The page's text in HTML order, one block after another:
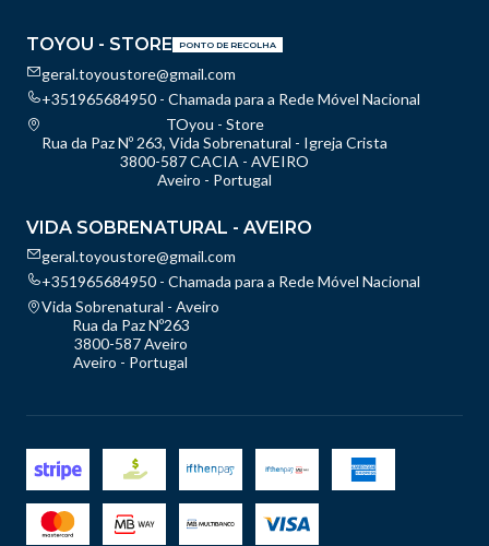
TOYOU - STORE PONTO DE RECOLHA
geral.toyoustore@gmail.com
+351965684950 - Chamada para a Rede Móvel Nacional
TOyou - Store
Rua da Paz Nº 263, Vida Sobrenatural - Igreja Crista
3800-587 CACIA - AVEIRO
Aveiro - Portugal
VIDA SOBRENATURAL - AVEIRO
geral.toyoustore@gmail.com
+351965684950 - Chamada para a Rede Móvel Nacional
Vida Sobrenatural - Aveiro
Rua da Paz Nº263
3800-587 Aveiro
Aveiro - Portugal